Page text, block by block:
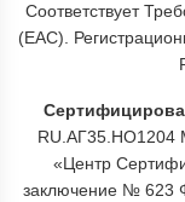
Соответствует
(EAC).
RU.АГ35.НО1204
«Центр
заключение № 623